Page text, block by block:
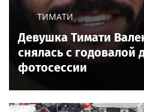
ТИМАТИ
Девушка Тимати
снялась с годовалой
фотосессии